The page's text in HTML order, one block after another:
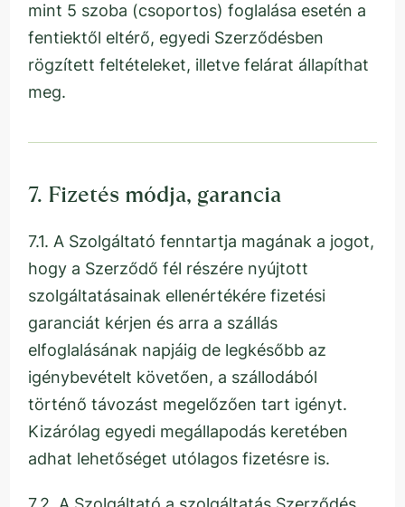
mint 5 szoba (csoportos) foglalása esetén a
fentiektől eltérő, egyedi Szerződésben
rögzített feltételeket, illetve felárat állapíthat
meg.
7. Fizetés módja, garancia
7.1. A Szolgáltató fenntartja magának a jogot,
hogy a Szerződő fél részére nyújtott
szolgáltatásainak ellenértékére fizetési
garanciát kérjen és arra a szállás
elfoglalásának napjáig de legkésőbb az
igénybevételt követően, a szállodából
történő távozást megelőzően tart igényt.
Kizárólag egyedi megállapodás keretében
adhat lehetőséget utólagos fizetésre is.